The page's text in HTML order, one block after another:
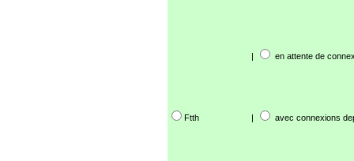
| en attente de
Ftth | avec connexions